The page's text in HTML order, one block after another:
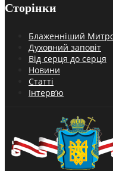
Сторінки
Блаженніший
Духовний заповіт
Від серця до серця
Новини
Статті
Інтерв’ю